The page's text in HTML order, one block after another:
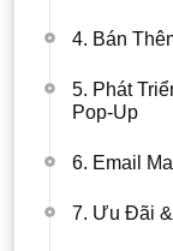
4. Bán
5. Phát
Pop-Up
6. Email
7. Ưu Đãi